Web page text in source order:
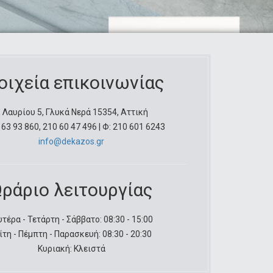
επικοινωνίας
Λαυρίου 5, Γλυκά Νερά 15354, Αττική
93 860, 210 60 47 496 | Φ: 210 601 6243
info@dekazos.gr
λειτουργίας
- Τετάρτη - Σάββατο: 08:30 - 15:00
- Πέμπτη - Παρασκευή: 08:30 - 20:30
Κυριακή: Κλειστά